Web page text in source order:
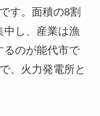
す。面積の8割
中し、産業は漁
るのが能代市で
、火力発電所と